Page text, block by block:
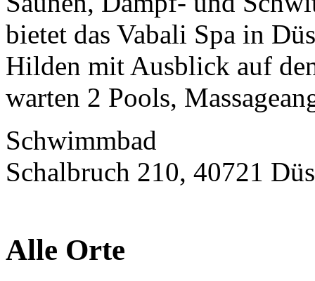
bietet das Vabali Spa in
Hilden mit Ausblick auf
warten 2 Pools,
Schwimmbad
Schalbruch 210, 40721
Alle Orte